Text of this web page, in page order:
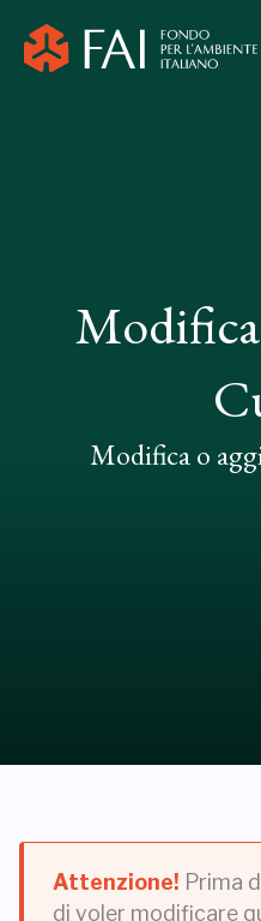
Modifica o
Attenzione! Prima
di voler modificare